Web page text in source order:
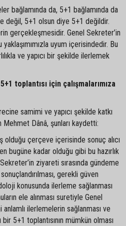
bağlamında da, 5+1 bağlamında da
değil, 5+1 olsun diye 5+1 değildir.
gerçekleşmesidir. Genel Sekreter’in
uyum içerisindedir. Bu
ve yapıcı bir şekilde ilerlemek
toplantısı için çalışmalarımıza
samimi ve yapıcı şekilde katkı
Dânâ, şunları kaydetti:
olduğu çerçeve içerisinde sonuç alıcı
bugüne kadar olduğu gibi bu hazırlık
ziyareti sırasında gündeme
gerekli güven
konusunda ilerleme sağlanması
ele alınması suretiyle Genel
ilerlemelerin sağlanması ve
5+1 toplantısının mümkün olması